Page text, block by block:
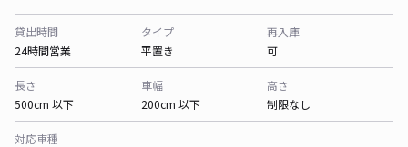
貸出時間
24時間営業
タイプ
平置き
再入庫
可
長さ
500cm 以下
車幅
200cm 以下
高さ
制限なし
対応車種